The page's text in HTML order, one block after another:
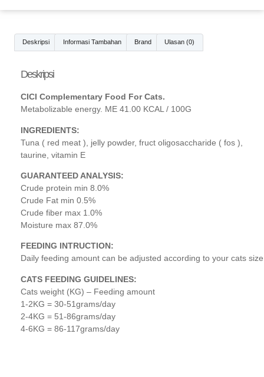
Deskripsi Informasi Tambahan Brand Ulasan (0)
Deskripsi
CICI Complementary Food For Cats.
Metabolizable energy. ME 41.00 KCAL / 100G
INGREDIENTS:
Tuna ( red meat ), jelly powder, fruct oligosaccharide ( fos ),
taurine, vitamin E
GUARANTEED ANALYSIS:
Crude protein min 8.0%
Crude Fat min 0.5%
Crude fiber max 1.0%
Moisture max 87.0%
FEEDING INTRUCTION:
Daily feeding amount can be adjusted according to your cats
CATS FEEDING GUIDELINES:
Cats weight (KG) – Feeding amount
1-2KG = 30-51grams/day
2-4KG = 51-86grams/day
4-6KG = 86-117grams/day